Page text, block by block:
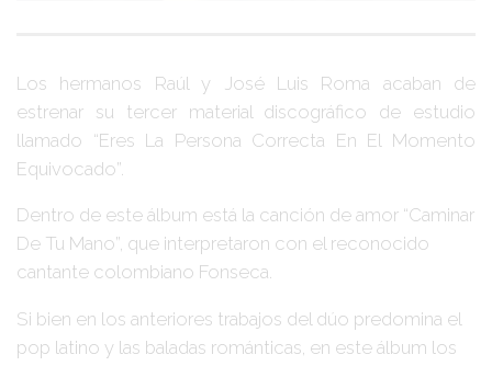
Los hermanos Raúl y José Luis Roma acaban de
estrenar su tercer material discográfico de estudio
llamado “Eres La Persona Correcta En El Momento
Equivocado”
Dentro de este álbum está la canción de amor “Caminar
De Tu Mano”, que interpretaron con el reconocido
cantante colombiano Fonseca.
Si bien en los anteriores trabajos del dúo predomina el
pop latino y las baladas románticas, en este álbum los